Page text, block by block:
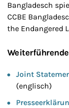
Bangladesch
CCBE
the Endangered
Joint
(englisch)